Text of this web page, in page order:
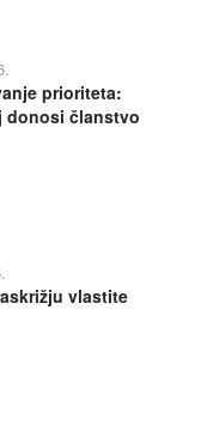
prioriteta:
donosi članstvo
vlastite